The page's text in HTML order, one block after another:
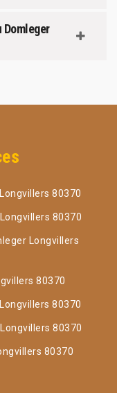
Domleger
80370
80370
Longvillers
80370
80370
80370
80370